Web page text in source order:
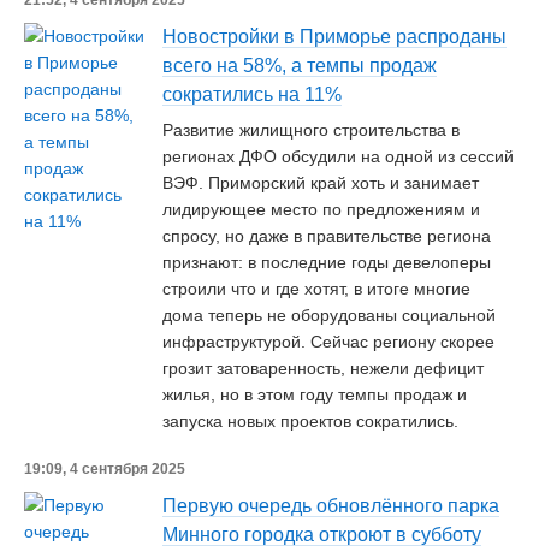
Новостройки в Приморье распроданы
всего на 58%, а темпы продаж
сократились на 11%
Развитие жилищного строительства в
регионах ДФО обсудили на одной из сессий
ВЭФ. Приморский край хоть и занимает
лидирующее место по предложениям и
спросу, но даже в правительстве региона
признают: в последние годы девелоперы
строили что и где хотят, в итоге многие
дома теперь не оборудованы социальной
инфраструктурой. Сейчас региону скорее
грозит затоваренность, нежели дефицит
жилья, но в этом году темпы продаж и
запуска новых проектов сократились.
19:09, 4 сентября 2025
Первую очередь обновлённого парка
Минного городка откроют в субботу